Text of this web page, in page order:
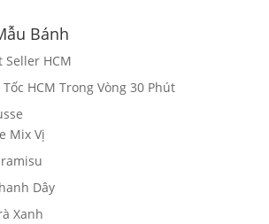
Bánh
Seller HCM
HCM Trong Vòng 30 Phút
Mix Vị
Dây
Xanh